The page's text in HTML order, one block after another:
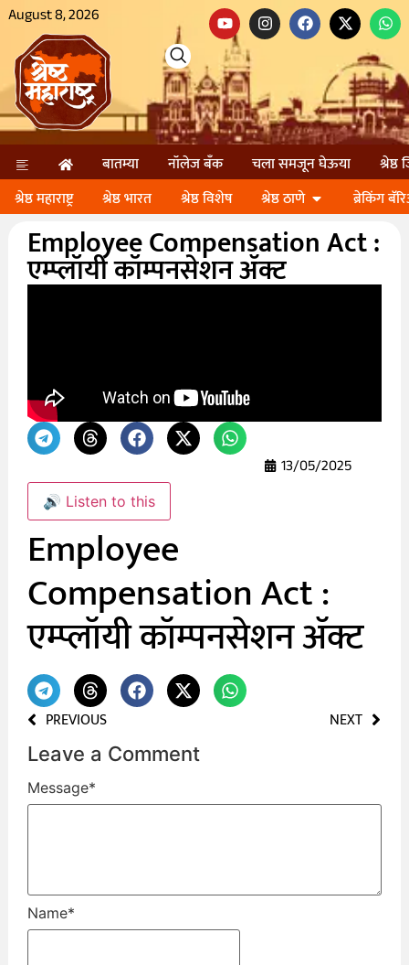
August 8, 2026
बातम्या नॉलेज बॅंक चला समजून घेऊया
श्रेष्ठ
श्रेष्ठ महाराष्ट्र
श्रेष्ठ भारत श्रेष्ठ विशेष श्रेष्ठ ठाणे ब्रेकिंग
Employee Compensation Act :
एम्प्लॉयी कॉम्पनसेशन ॲक्ट
13/05/2025
🔊 Listen to this
Employee
Compensation Act :
एम्प्लॉयी कॉम्पनसेशन ॲक्ट
PREVIOUS NEXT
Leave a Comment
Message*
Name*